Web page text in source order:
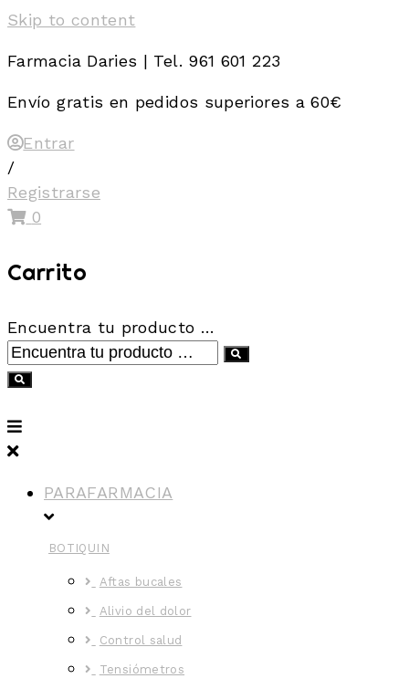
Skip to content
Farmacia Daries | Tel. 961 601 223
Envío gratis en pedidos superiores a 60€
Entrar
/
Registrarse
0
Carrito
Encuentra tu producto …
PARAFARMACIA
BOTIQUIN
Aftas bucales
Alivio del dolor
Control salud
Tensiómetros